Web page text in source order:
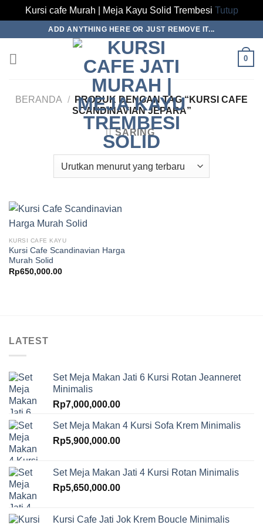
Kursi cafe Murah | Meja Kayu Solid Trembesi Tutup
content
ADD ANYTHING HERE OR JUST REMOVE IT...
0
BERANDA /
PRODUK DENGAN TAG “KURSI CAFE
SCANDINAVIAN JEPARA”
SARING
KURSI CAFE KAYU
Kursi Cafe Scandinavian Harga
Murah Solid
Rp650,000.00
LATEST
Set Meja Makan Jati 6 Kursi Rotan Jeanneret
Minimalis
Rp7,000,000.00
Set Meja Makan 4 Kursi Sofa Krem Minimalis
Rp5,900,000.00
Set Meja Makan Jati 4 Kursi Rotan Minimalis
Rp5,650,000.00
Kursi Cafe Jati Jok Krem Boucle Minimalis